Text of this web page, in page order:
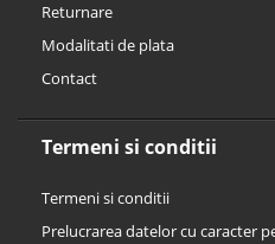
Returnare
Modalitati de plata
Contact
Termeni si conditii
Termeni si conditii
Prelucrarea datelor cu caracter